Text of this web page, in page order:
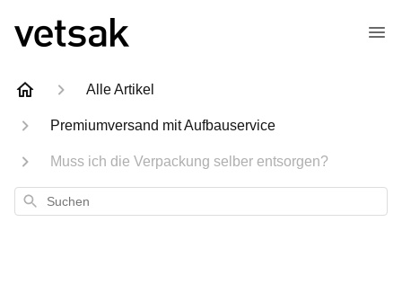
Alle Artikel
Premiumversand mit Aufbauservice
Muss ich die Verpackung selber entsorgen?
Suchen